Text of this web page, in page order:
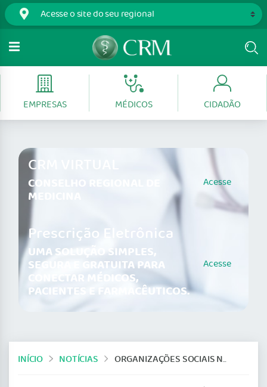
EMPRESAS MÉDICOS CIDADÃO
CRM VIRTUAL
CONSELHO REGIONAL DE
MEDICINA
Acesse
Prescrição Eletrônica
UMA SOLUÇÃO SIMPLES,
SEGURA E GRATUITA PARA
CONECTAR MÉDICOS,
PACIENTES E FARMACÊUTICOS.
Acesse
INÍCIO NOTÍCIAS ORGANIZAÇÕES SOCIAIS NA SAÚDE: ESSE É CAMINHO?